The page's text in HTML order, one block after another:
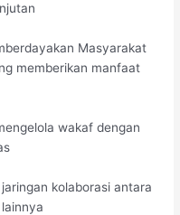
Masyarakat
memberikan manfaat
wakaf dengan
kolaborasi antara